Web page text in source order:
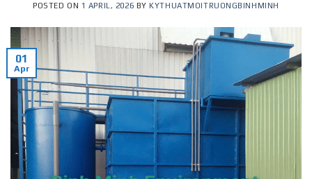
POSTED ON 1 APRIL, 2026 BY KYTHUATMOITRUONGBINHMINH
01
Apr